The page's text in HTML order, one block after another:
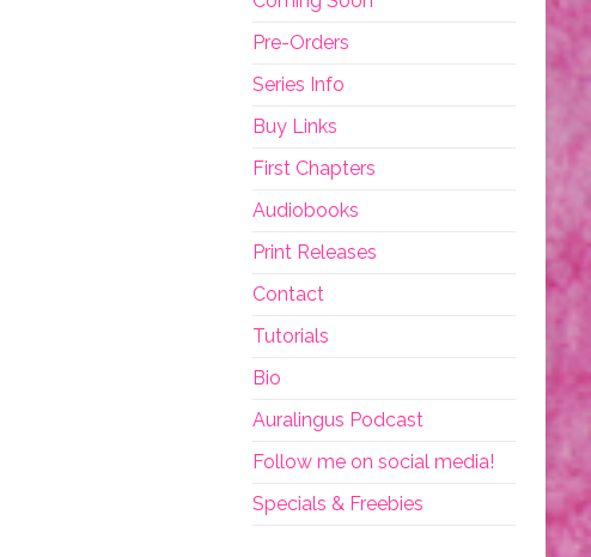
Pre-Orders
Series Info
Buy Links
First Chapters
Audiobooks
Print Releases
Contact
Tutorials
Bio
Auralingus Podcast
Follow me on social media!
Specials & Freebies